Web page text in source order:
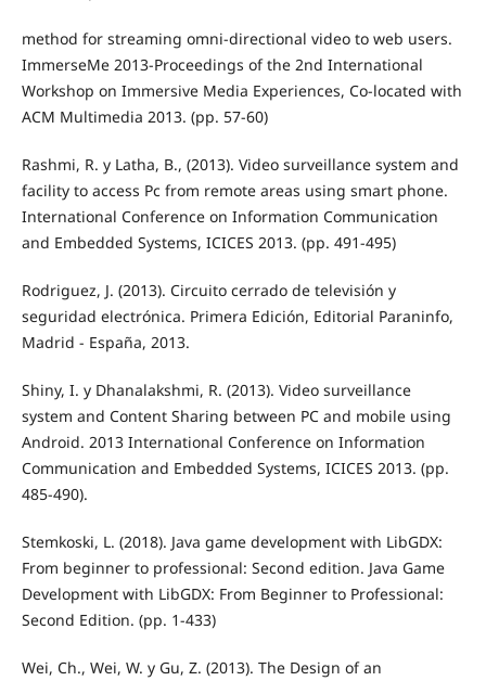
method for streaming omni-directional video to web users.
ImmerseMe 2013-Proceedings of the 2nd International
Workshop on Immersive Media Experiences, Co-located with
ACM Multimedia 2013. (pp. 57-60)
Rashmi, R. y Latha, B., (2013). Video surveillance system and
facility to access Pc from remote areas using smart phone.
International Conference on Information Communication
and Embedded Systems, ICICES 2013. (pp. 491-495)
Rodriguez, J. (2013). Circuito cerrado de televisión y
seguridad electrónica. Primera Edición, Editorial Paraninfo,
Madrid - España, 2013.
Shiny, I. y Dhanalakshmi, R. (2013). Video surveillance
system and Content Sharing between PC and mobile using
Android. 2013 International Conference on Information
Communication and Embedded Systems, ICICES 2013. (pp.
485-490).
Stemkoski, L. (2018). Java game development with LibGDX:
From beginner to professional: Second edition. Java Game
Development with LibGDX: From Beginner to Professional:
Second Edition. (pp. 1-433)
Wei, Ch., Wei, W. y Gu, Z. (2013). The Design of an